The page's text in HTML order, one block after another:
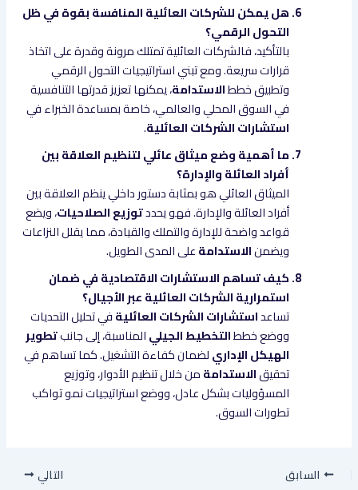
هل يمكن للشركات العائلية المنافسة بقوة في ظل
التحول الرقمي؟
بالتأكيد، فالشركات العائلية تمتلك مرونة وقدرة على اتخاذ
قرارات سريعة. ومع تبني استراتيجيات التحول الرقمي
وتطبيق خططالاستدامة، يمكنها تعزيز قدرتها التنافسية
في السوق المحلي والعالمي، خاصة بمساعدة الخبراء في
استشارات الشركات العائلية.
ما أهمية وضع ميثاق عائلي لتنظيم العلاقة بين
أفراد العائلة والإدارة؟
الميثاق العائلي هو بمثابة دستور داخلي ينظم العلاقة بين
أفراد العائلة والإدارة. فهو يحددتوزيع الصلاحيات، ويضع
قواعد واضحة للإدارة والتملك والقيادة، مما يقلل النزاعات
ويضمنالاستدامةعلى المدى الطويل.
كيف تساهم الاستشارات الاقتصادية في ضمان
استمرارية الشركات العائلية عبر الأجيال؟
تساعداستشارات الشركات العائليةفي تحليل التحديات
ووضع خططالتخطيط الجيليالمناسبة، إلى جانبتطوير
الهيكل الإداريلضمان كفاءة التشغيل. كما تساهم في
تحقيقالاستدامةمن خلال تنظيم الأدوار، وتوزيع
المسؤوليات بشكل عادل، ووضع استراتيجيات نمو تواكب
تطورات السوق.
السابق التالي